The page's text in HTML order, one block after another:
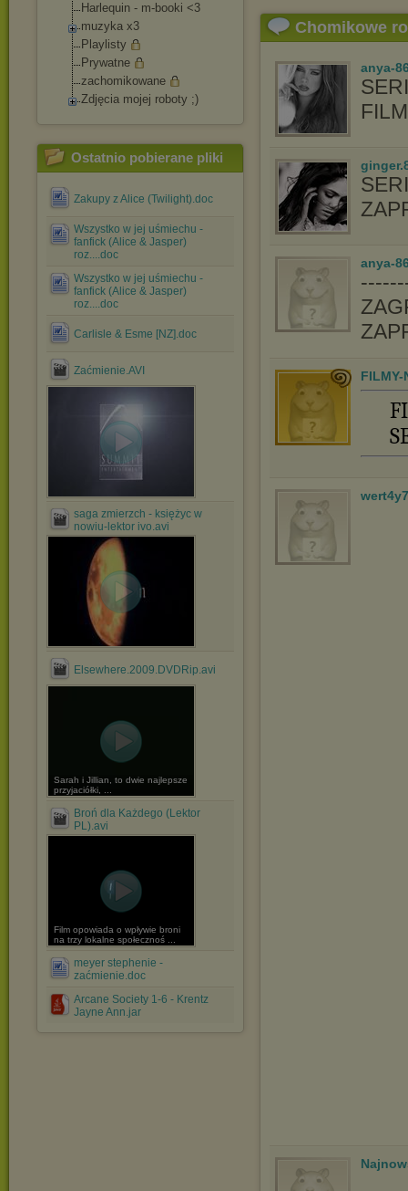
Harlequin - m-booki <3
muzyka x3
Playlisty
Prywatne
zachomikowane
Zdjęcia mojej roboty ;)
Ostatnio pobierane pliki
Zakupy z Alice (Twilight).doc
Wszystko w jej uśmiechu -
fanfick (Alice & Jasper)
roz....doc
Wszystko w jej uśmiechu -
fanfick (Alice & Jasper)
roz....doc
Carlisle & Esme [NZ].doc
Zaćmienie.AVI
saga zmierzch - księżyc w
nowiu-lektor ivo.avi
Elsewhere.2009.DVDRip.avi
Sarah i Jillian, to dwie najlepsze
przyjaciółki, ...
Broń dla Każdego (Lektor
PL).avi
Film opowiada o wpływie broni
na trzy lokalne społecznoś ...
meyer stephenie -
zaćmienie.doc
Arcane Society 1-6 - Krentz
Jayne Ann.jar
Chomikowe
anya-
anya-
FILMY-